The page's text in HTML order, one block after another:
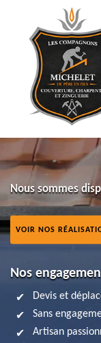
Nous sommes
VOIR NOS
Nos
Devis et
Sans
Artisan